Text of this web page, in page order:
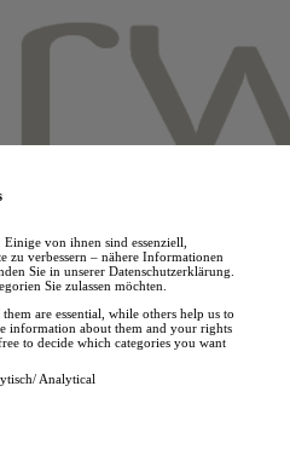
von ihnen sind essenziell,
zu verbessern – nähere Informationen
Sie in unserer Datenschutzerklärung.
Sie zulassen möchten.
are essential, while others help us to
information about them and your rights
to decide which categories you want
Analytical